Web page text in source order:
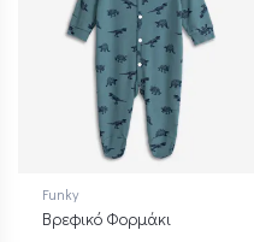
Funky
Βρεφικό Φορμάκι